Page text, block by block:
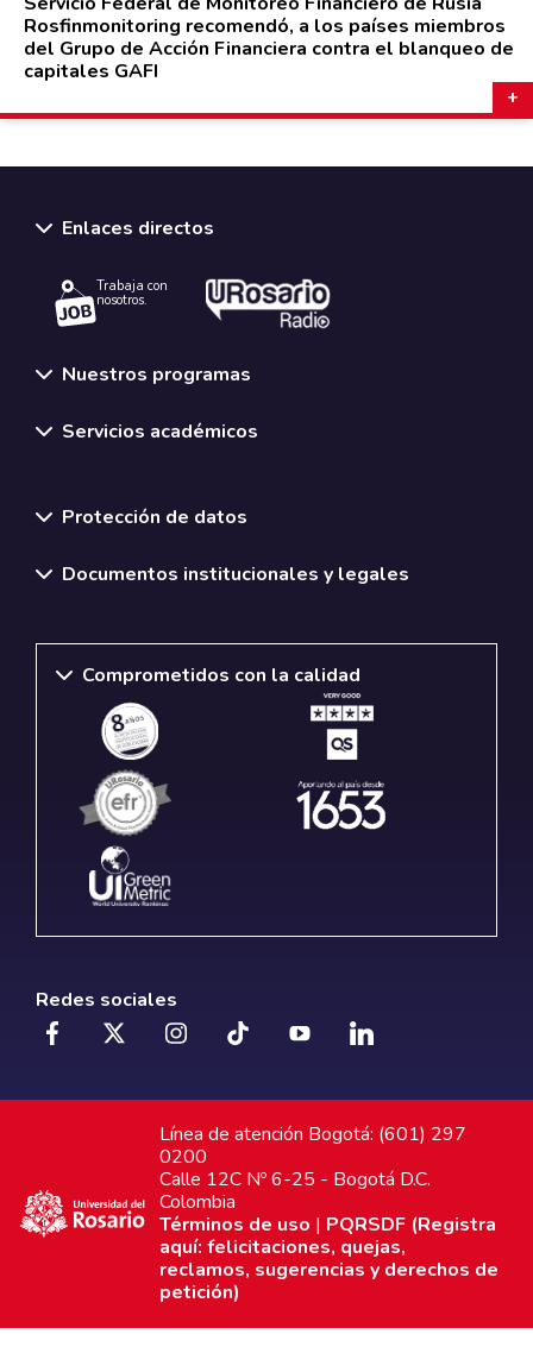
Rosfinmonitoring recomendó, a los países miembros
del Grupo de Acción Financiera contra el blanqueo de
capitales GAFI
Enlaces directos
Trabaja con
nosotros.
Nuestros programas
Servicios académicos
Protección de datos
Documentos institucionales y legales
Comprometidos con la calidad
Redes sociales
Línea de atención Bogotá: (601) 297
0200
Calle 12C Nº 6-25 - Bogotá D.C.
Colombia
Términos de uso | PQRSDF (Registra
aquí: felicitaciones, quejas,
reclamos, sugerencias y derechos de
petición)